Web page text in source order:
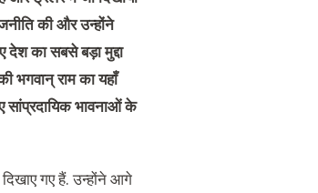
की और उन्होंने
का सबसे बड़ा मुद्दा
भगवान् राम का यहाँ
भावनाओं के
गए हैं. उन्होंने आगे